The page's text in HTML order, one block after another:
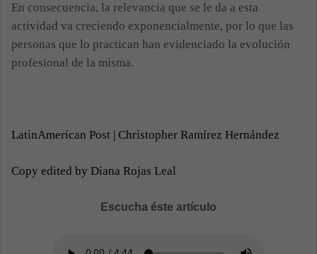
En consecuencia, la relevancia que se le da a esta
actividad va creciendo exponencialmente, por lo que las
personas que lo practican han evidenciado la evolución
profesional de la misma.
LatinAmerican Post | Christopher Ramírez Hernández
Copy edited by Diana Rojas Leal
Escucha éste artículo